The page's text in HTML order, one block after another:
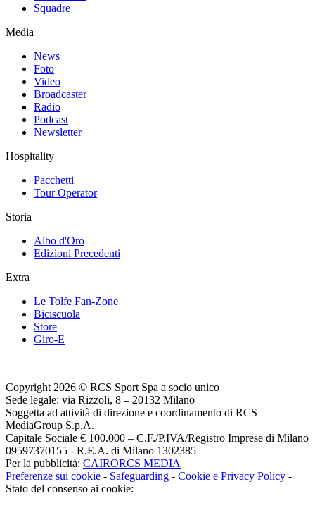
Squadre
Media
News
Foto
Video
Broadcaster
Radio
Podcast
Newsletter
Hospitality
Pacchetti
Tour Operator
Storia
Albo d'Oro
Edizioni Precedenti
Extra
Le Tolfe Fan-Zone
Biciscuola
Store
Giro-E
Copyright 2026 © RCS Sport Spa a socio unico
Sede legale: via Rizzoli, 8 – 20132 Milano
Soggetta ad attività di direzione e coordinamento di RCS
MediaGroup S.p.A.
Capitale Sociale € 100.000 – C.F./P.IVA/Registro Imprese di Milano
09597370155 - R.E.A. di Milano 1302385
Per la pubblicità: CAIRORCS MEDIA
Preferenze sui cookie - Safeguarding - Cookie e Privacy Policy -
Stato del consenso ai cookie: